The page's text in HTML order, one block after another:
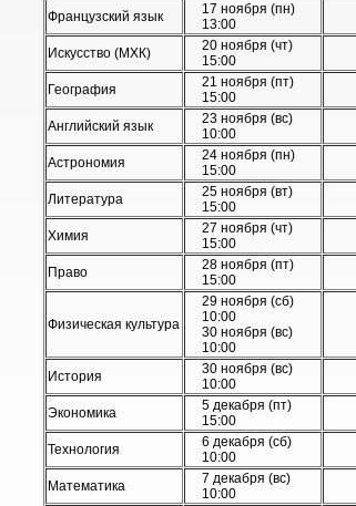
Французский язык
17 ноября (пн)
13:00
Искусство (МХК)
20 ноября (чт)
15:00
География
21 ноября (пт)
15:00
Английский язык
23 ноября (вс)
10:00
Астрономия
24 ноября (пн)
15:00
Литература
25 ноября (вт)
15:00
Химия
27 ноября (чт)
15:00
Право
28 ноября (пт)
15:00
Физическая культура
29 ноября (сб)
10:00
30 ноября (вс)
10:00
История
30 ноября (вс)
10:00
Экономика
5 декабря (пт)
15:00
Технология
6 декабря (сб)
10:00
Математика
7 декабря (вс)
10:00